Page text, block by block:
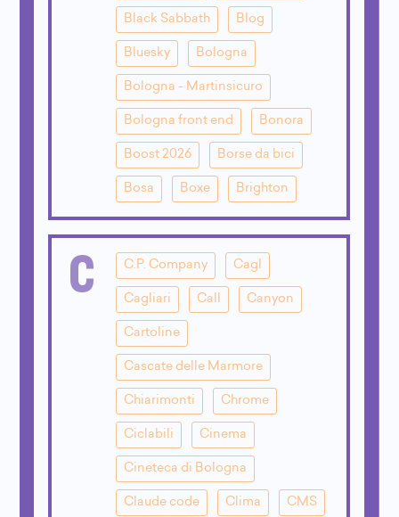
Black Sabbath Blog
Bluesky Bologna
Bologna - Martinsicuro
Bologna front end Bonora
Boost 2026 Borse da bici
Bosa Boxe Brighton
C C.P. Company Cagl
Cagliari Call Canyon
Cartoline
Cascate delle Marmore
Chiarimonti Chrome
Ciclabili Cinema
Cineteca di Bologna
Claude code Clima CMS